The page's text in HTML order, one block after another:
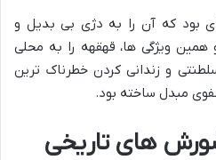
بود که آن را به دژی بی بدیل و
ویژگی ها، قهقهه را به محلی
و زندانی کردن خطرناک ترین
مبدل ساخته بود.
شورش های تاریخی